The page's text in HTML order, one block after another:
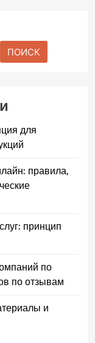
ПОИСК
для
правила,
принцип
по
по отзывам
и